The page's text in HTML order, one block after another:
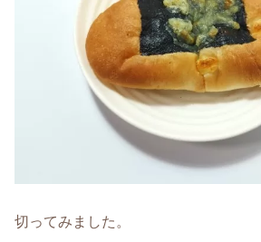
切ってみました。